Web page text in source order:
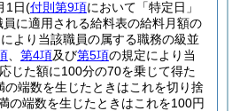
1日(付則第9項において「特定日」
員に適用される給料表の給料月額の
より当該職員の属する職務の級並
第4項及び第5項の規定により当
じた額に100分の70を乗じて得た
端数を生じたときはこれを切り捨
の端数を生じたときはこれを100円